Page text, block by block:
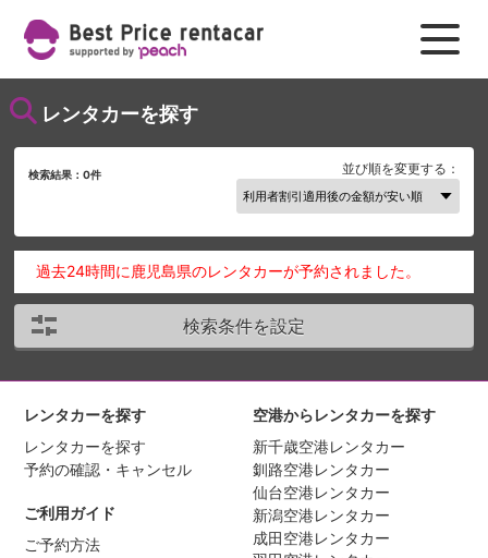
レンタカーを探す
検索結果：0件 並び順を変更する：
過去24時間に鹿児島県のレンタカーが予約されました。
検索条件を設定
レンタカーを探す
レンタカーを探す
予約の確認・キャンセル
ご利用ガイド
ご予約方法
空港からレンタカーを探す
新千歳空港レンタカー
釧路空港レンタカー
仙台空港レンタカー
新潟空港レンタカー
成田空港レンタカー